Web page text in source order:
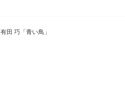
有田 巧「青い鳥」